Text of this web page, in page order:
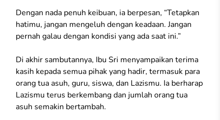
Dengan nada penuh keibuan, ia berpesan, “Tetapkan
hatimu, jangan mengeluh dengan keadaan. Jangan
pernah galau dengan kondisi yang ada saat ini.”
Di akhir sambutannya, Ibu Sri menyampaikan terima
kasih kepada semua pihak yang hadir, termasuk para
orang tua asuh, guru, siswa, dan Lazismu. Ia berharap
Lazismu terus berkembang dan jumlah orang tua
asuh semakin bertambah.